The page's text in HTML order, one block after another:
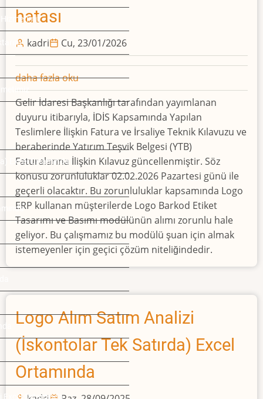
Hizmetimiz
Excel Ortamında
Ortamında
hatası
kadri Cu, 23/01/2026
YTB
Harcama
Tipi
Kodu
01
için
Makine
Adı,
Makine
Seri
Numarası
ve
Makine
Teçhizat
No
bilgileri
zorunludur
hatası
hakkında
daha fazla oku
Gelir İdaresi Başkanlığı tarafından yayımlanan
duyuru itibarıyla, İDİS Kapsamında Yapılan
Teslimlere İlişkin Fatura ve İrsaliye Teknik Kılavuzu ve
beraberinde Yatırım Teşvik Belgesi (YTB)
Faturalarına İlişkin Kılavuz güncellenmiştir. Söz
konusu zorunluluklar 02.02.2026 Pazartesi günü ile
geçerli olacaktır. Bu zorunluluklar kapsamında Logo
ERP kullanan müşterilerde Logo Barkod Etiket
Tasarımı ve Basımı modülünün alımı zorunlu hale
geliyor. Bu çalışmamız bu modülü şuan için almak
istemeyenler için geçici çözüm niteliğindedir.
Logo Alım Satım Analizi
(İskontolar Tek Satırda) Excel
Ortamında